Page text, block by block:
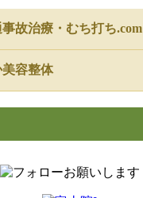
故治療・むち打ち.com
容整体